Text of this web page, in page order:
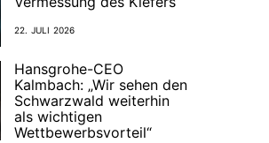
22. JULI 2026
Hansgrohe-CEO
Kalmbach: „Wir sehen den
Schwarzwald weiterhin
als wichtigen
Wettbewerbsvorteil“